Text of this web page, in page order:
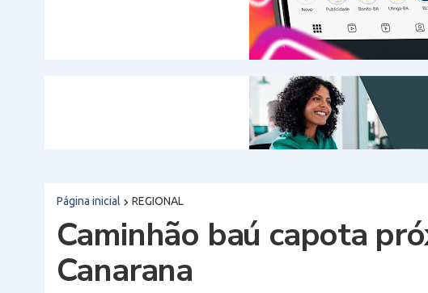
Página inicial REGIONAL
Caminhão baú capota
Canarana